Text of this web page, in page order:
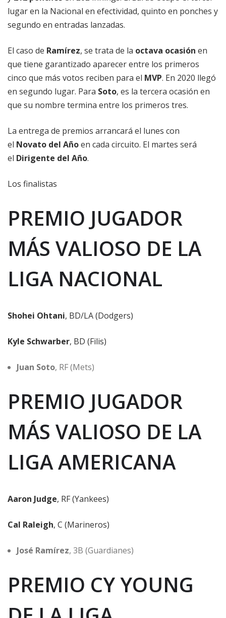
lugar en la Nacional en efectividad, quinto en ponches y
segundo en entradas lanzadas.
El caso de Ramírez, se trata de la octava ocasión en
que tiene garantizado aparecer entre los primeros
cinco que más votos reciben para el MVP. En 2020 llegó
en segundo lugar. Para Soto, es la tercera ocasión en
que su nombre termina entre los primeros tres.
La entrega de premios arrancará el lunes con
el Novato del Añoen cada circuito. El martes será
el Dirigente del Año.
Los finalistas
PREMIO JUGADOR
MÁS VALIOSO DE LA
LIGA NACIONAL
Shohei Ohtani, BD/LA (Dodgers)
Kyle Schwarber, BD (Filis)
Juan Soto, RF (Mets)
PREMIO JUGADOR
MÁS VALIOSO DE LA
LIGA AMERICANA
Aaron Judge, RF (Yankees)
Cal Raleigh, C (Marineros)
José Ramírez, 3B (Guardianes)
PREMIO CY YOUNG